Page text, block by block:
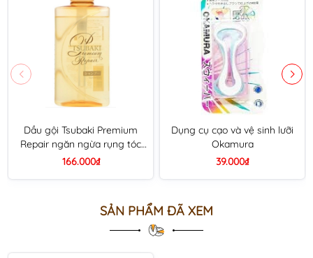
Dầu gội Tsubaki Premium
Repair ngăn ngừa rụng tóc
chai 490ml - màu vàng
166.000₫
Dụng cụ cạo và vệ sinh lưỡi
Okamura
39.000₫
SẢN PHẨM ĐÃ XEM